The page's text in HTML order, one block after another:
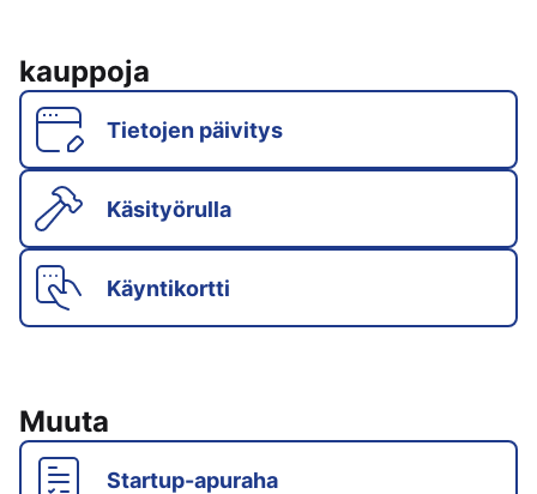
kauppoja
Tietojen päivitys
Käsityörulla
Käyntikortti
Muuta
Startup-apuraha